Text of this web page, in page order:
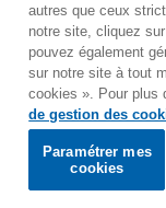
Politique de
© 2025
Would you
autres que ceux
notre site, cliquez
pouvez également
sur notre site à tout
cookies ». Pour plus
de gestion des
Paramétrer mes
cookies